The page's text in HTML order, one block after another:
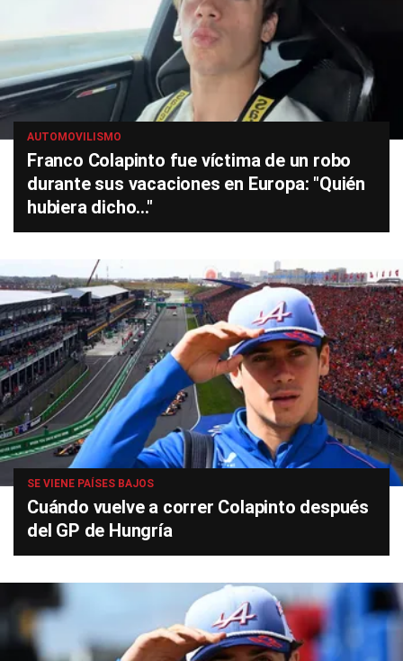
AUTOMOVILISMO
Franco Colapinto fue víctima de un robo
durante sus vacaciones en Europa: "Quién
hubiera dicho..."
SE VIENE PAÍSES BAJOS
Cuándo vuelve a correr Colapinto después
del GP de Hungría